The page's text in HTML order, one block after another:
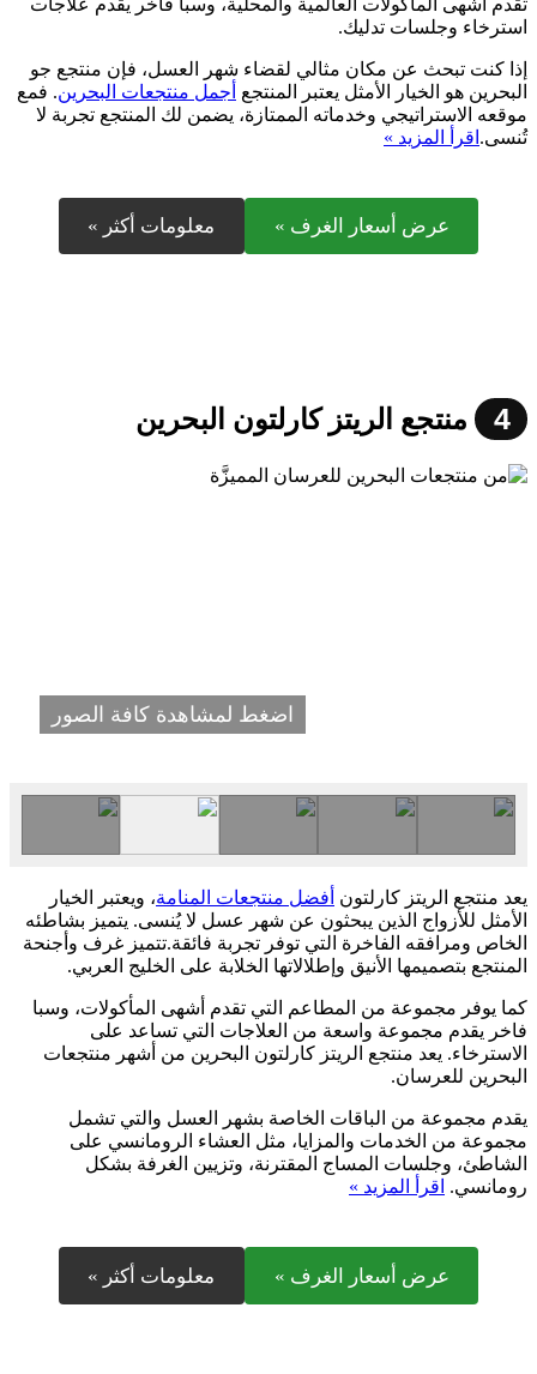
استرخاء وجلسات تدليك.
إذا كنت تبحث عن مكان مثالي لقضاء شهر العسل، فإن منتجع جو
البحرين هو الخيار الأمثل يعتبر المنتجع أجمل منتجعات البحرين. فمع
موقعه الاستراتيجي وخدماته الممتازة، يضمن لك المنتجع تجربة لا
تُنسى. اقرأ المزيد »
عرض أسعار الغرف » معلومات أكثر »
4 منتجع الريتز كارلتون البحرين
اضغط لمشاهدة كافة الصور
يعد منتجع الريتز كارلتون أفضل منتجعات المنامة، ويعتبر الخيار
الأمثل للأزواج الذين يبحثون عن شهر عسل لا يُنسى. يتميز بشاطئه
الخاص ومرافقه الفاخرة التي توفر تجربة فائقة.تتميز غرف وأجنحة
المنتجع بتصميمها الأنيق وإطلالاتها الخلابة على الخليج العربي.
كما يوفر مجموعة من المطاعم التي تقدم أشهى المأكولات، وسبا
فاخر يقدم مجموعة واسعة من العلاجات التي تساعد على
الاسترخاء. يعد منتجع الريتز كارلتون البحرين من أشهر منتجعات
البحرين للعرسان.
يقدم مجموعة من الباقات الخاصة بشهر العسل والتي تشمل
مجموعة من الخدمات والمزايا، مثل العشاء الرومانسي على
الشاطئ، وجلسات المساج المقترنة، وتزيين الغرفة بشكل
رومانسي. اقرأ المزيد »
عرض أسعار الغرف » معلومات أكثر »